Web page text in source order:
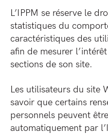
L’IPPM se réserve le
statistiques du
caractéristiques des
afin de mesurer
sections de son site.
Les utilisateurs du site
savoir que certains
personnels peuvent
automatiquement par